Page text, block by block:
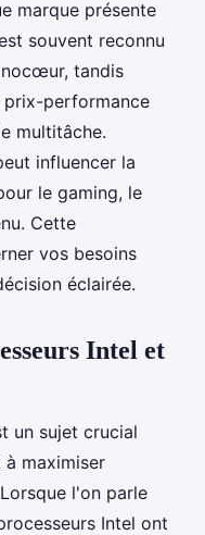
marque présente
souvent reconnu
tandis
prix-performance
multitâche.
influencer la
le gaming, le
Cette
vos besoins
éclairée.
Intel et
un sujet crucial
maximiser
l'on parle
Intel ont